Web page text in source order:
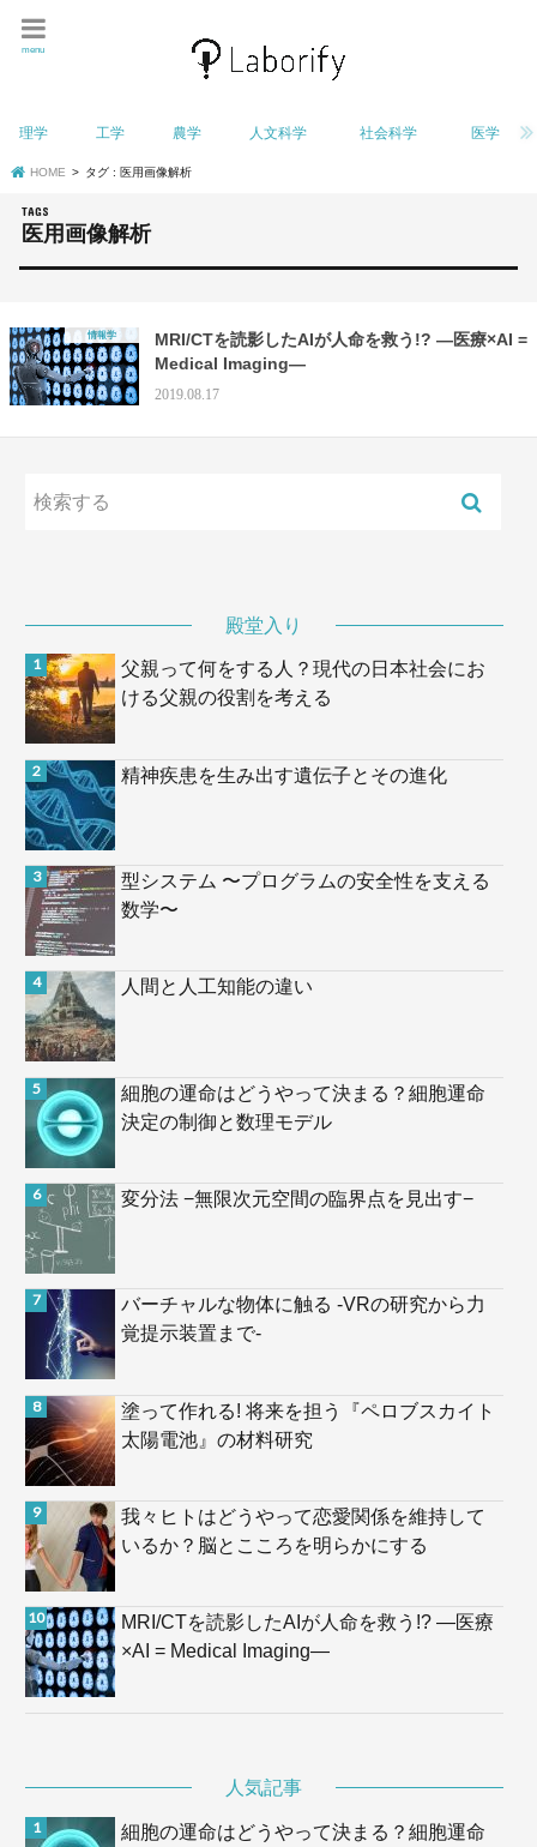
menu
理学 工学 農学 人文科学 社会科学 医学
HOME タグ : 医用画像解析
医用画像解析
情報学
MRI/CTを読影したAIが人命を救う!? —医療×AI =
Medical Imaging—
2019.08.17
殿堂入り
父親って何をする人？現代の日本社会にお
ける父親の役割を考える
精神疾患を生み出す遺伝子とその進化
型システム 〜プログラムの安全性を支える
数学〜
人間と人工知能の違い
細胞の運命はどうやって決まる？細胞運命
決定の制御と数理モデル
変分法 −無限次元空間の臨界点を見出す−
バーチャルな物体に触る -VRの研究から力
覚提示装置まで-
塗って作れる! 将来を担う『ペロブスカイト
太陽電池』の材料研究
我々ヒトはどうやって恋愛関係を維持して
いるか？脳とこころを明らかにする
MRI/CTを読影したAIが人命を救う!? —医療
×AI = Medical Imaging—
人気記事
細胞の運命はどうやって決まる？細胞運命